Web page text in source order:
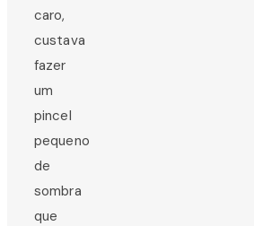
caro,
custava
fazer
um
pincel
pequeno
de
sombra
que